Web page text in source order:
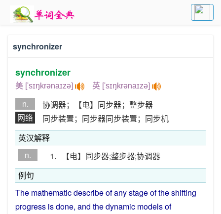
synchronizer
synchronizer
美 ['sɪŋkrənaɪzə] 英 ['sɪŋkrənaɪzə]
n.
协调器；【电】同步器；整步器
网络
同步装置；同步器同步装置；同步机
英汉解释
n.
1.
【电】同步器;整步器;协调器
例句
The mathematicdescribeof anystageof theshifting
progress isdone, and thedynamic modelsof